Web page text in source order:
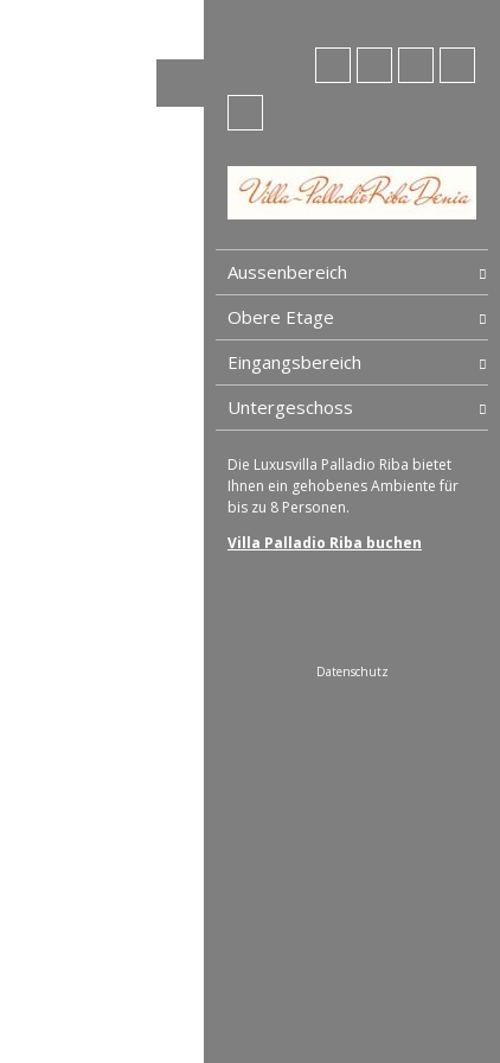
Aussenbereich
Obere Etage
Eingangsbereich
Untergeschoss
Die Luxusvilla Palladio Riba bietet
Ihnen ein gehobenes Ambiente für
bis zu 8 Personen.
Villa Palladio Riba buchen
Datenschutz